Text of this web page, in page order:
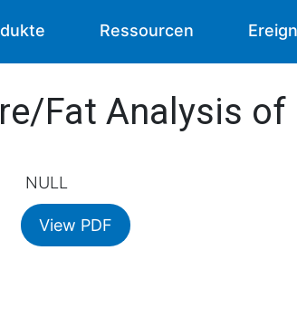
Ressourcen
Fat Analysis of
NULL
View PDF